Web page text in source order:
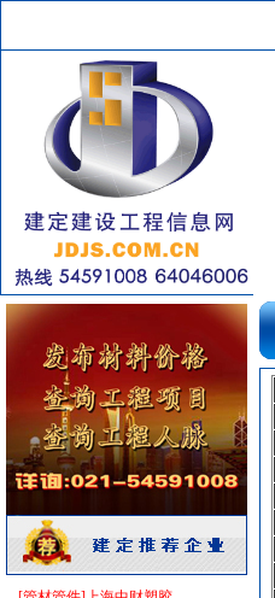
电气系统 [采购中]
阀门组件
[采购中]
石材木材 [采购中]
PVC窗帘 [采购中]
光源灯具 [采购中]
标线 [采购中]
园林设施 [采购中]
消防器材 [采购中]
电气控制开关 [采购中]
消防稳压泵 [采购中]
防火阀 [采购中]
高级地砖
[采购中]
书桌家具景观绿化 [采购中]
外墙装饰 [采购中]
仪器仪表 [采购中]
给排水系统 [采购中]
水泵 [采购中]